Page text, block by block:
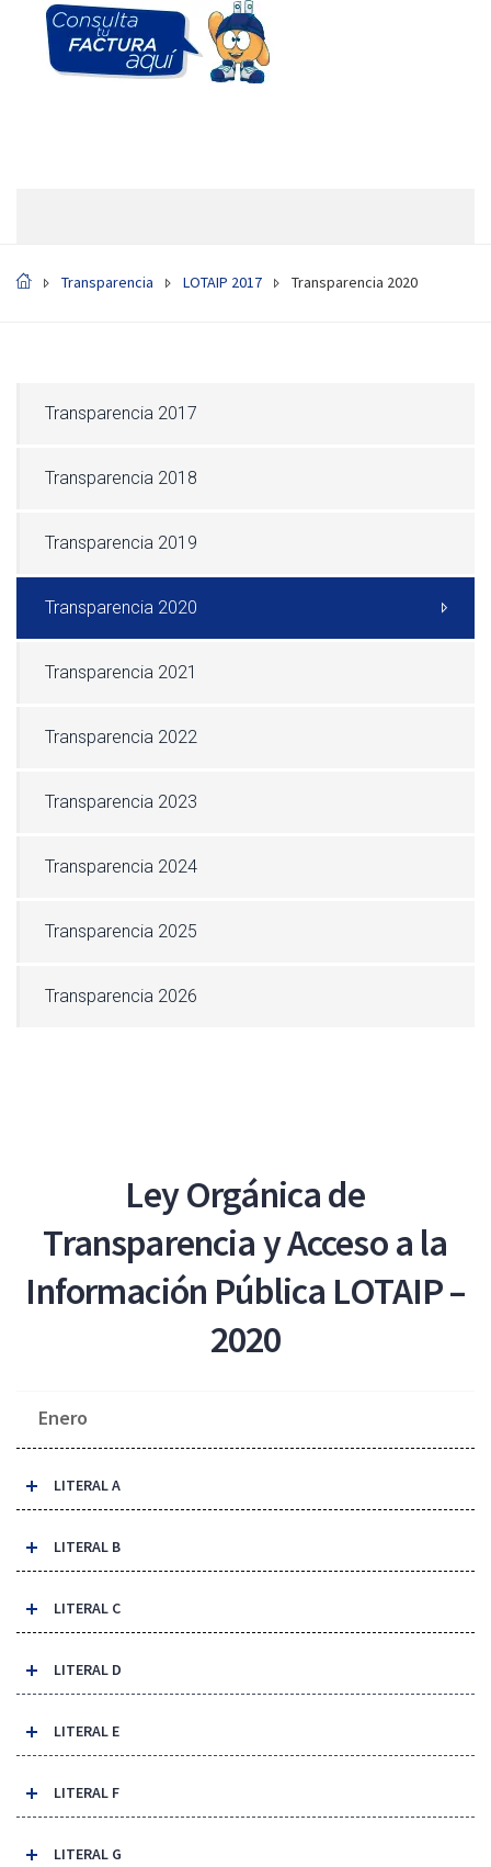
Transparencia LOTAIP 2017 Transparencia 2020
Transparencia 2017
Transparencia 2018
Transparencia 2019
Transparencia 2020
Transparencia 2021
Transparencia 2022
Transparencia 2023
Transparencia 2024
Transparencia 2025
Transparencia 2026
Ley Orgánica de
Transparencia y Acceso a la
Información Pública LOTAIP –
2020
Enero
LITERAL A
LITERAL B
LITERAL C
LITERAL D
LITERAL E
LITERAL F
LITERAL G